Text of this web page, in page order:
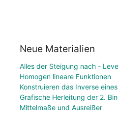
Neue Materialien
Alles der Steigung nach -
Homogen lineare Funktionen
Konstruieren das Inverse
Grafische Herleitung der 2.
Mittelmaße und Ausreißer